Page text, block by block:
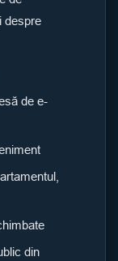
despre
de e-
din